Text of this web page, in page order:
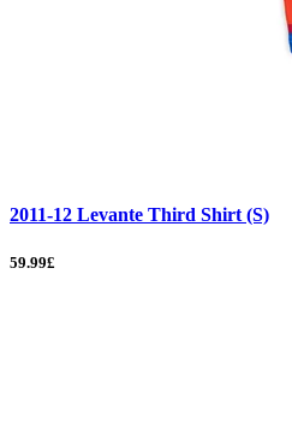
2011-12 Levante Third Shirt (S)
59.99£